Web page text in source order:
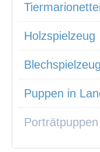
Holzspielzeug
Blechspielzeug
Puppen in
Porträtpuppen